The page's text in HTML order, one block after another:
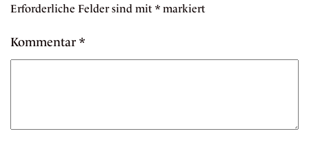
Erforderliche Felder sind mit * markiert
Kommentar *